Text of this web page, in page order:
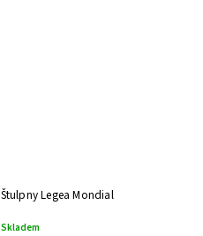
Štulpny Legea Mondial
Skladem